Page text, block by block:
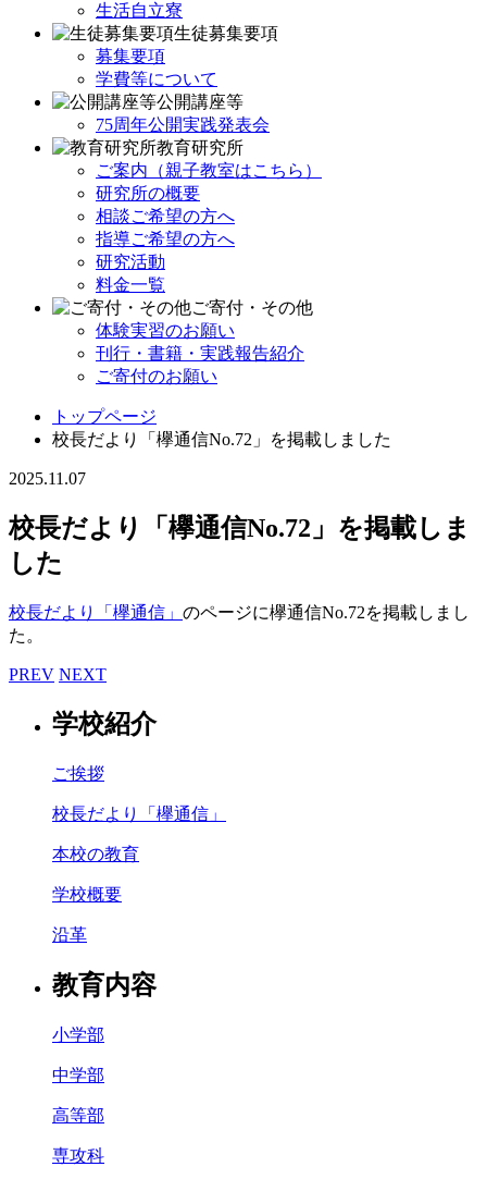
生活自立寮
生徒募集要項
募集要項
学費等について
公開講座等
75周年公開実践発表会
教育研究所
ご案内（親子教室はこちら）
研究所の概要
相談ご希望の方へ
指導ご希望の方へ
研究活動
料金一覧
ご寄付・その他
体験実習のお願い
刊行・書籍・実践報告紹介
ご寄付のお願い
トップページ
校長だより「欅通信No.72」を掲載しました
2025.11.07
校長だより「欅通信No.72」を掲載しま
した
校長だより「欅通信」 のページに欅通信No.72を掲載しまし
た。
PREV NEXT
学校紹介
ご挨拶
校長だより「欅通信」
本校の教育
学校概要
沿革
教育内容
小学部
中学部
高等部
専攻科